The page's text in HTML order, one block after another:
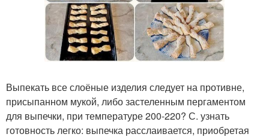
Выпекать все слоёные изделия следует на противне,
присыпанном мукой, либо застеленным пергаментом
для выпечки, при температуре 200-220? С. узнать
готовность легко: выпечка расслаивается, приобретая